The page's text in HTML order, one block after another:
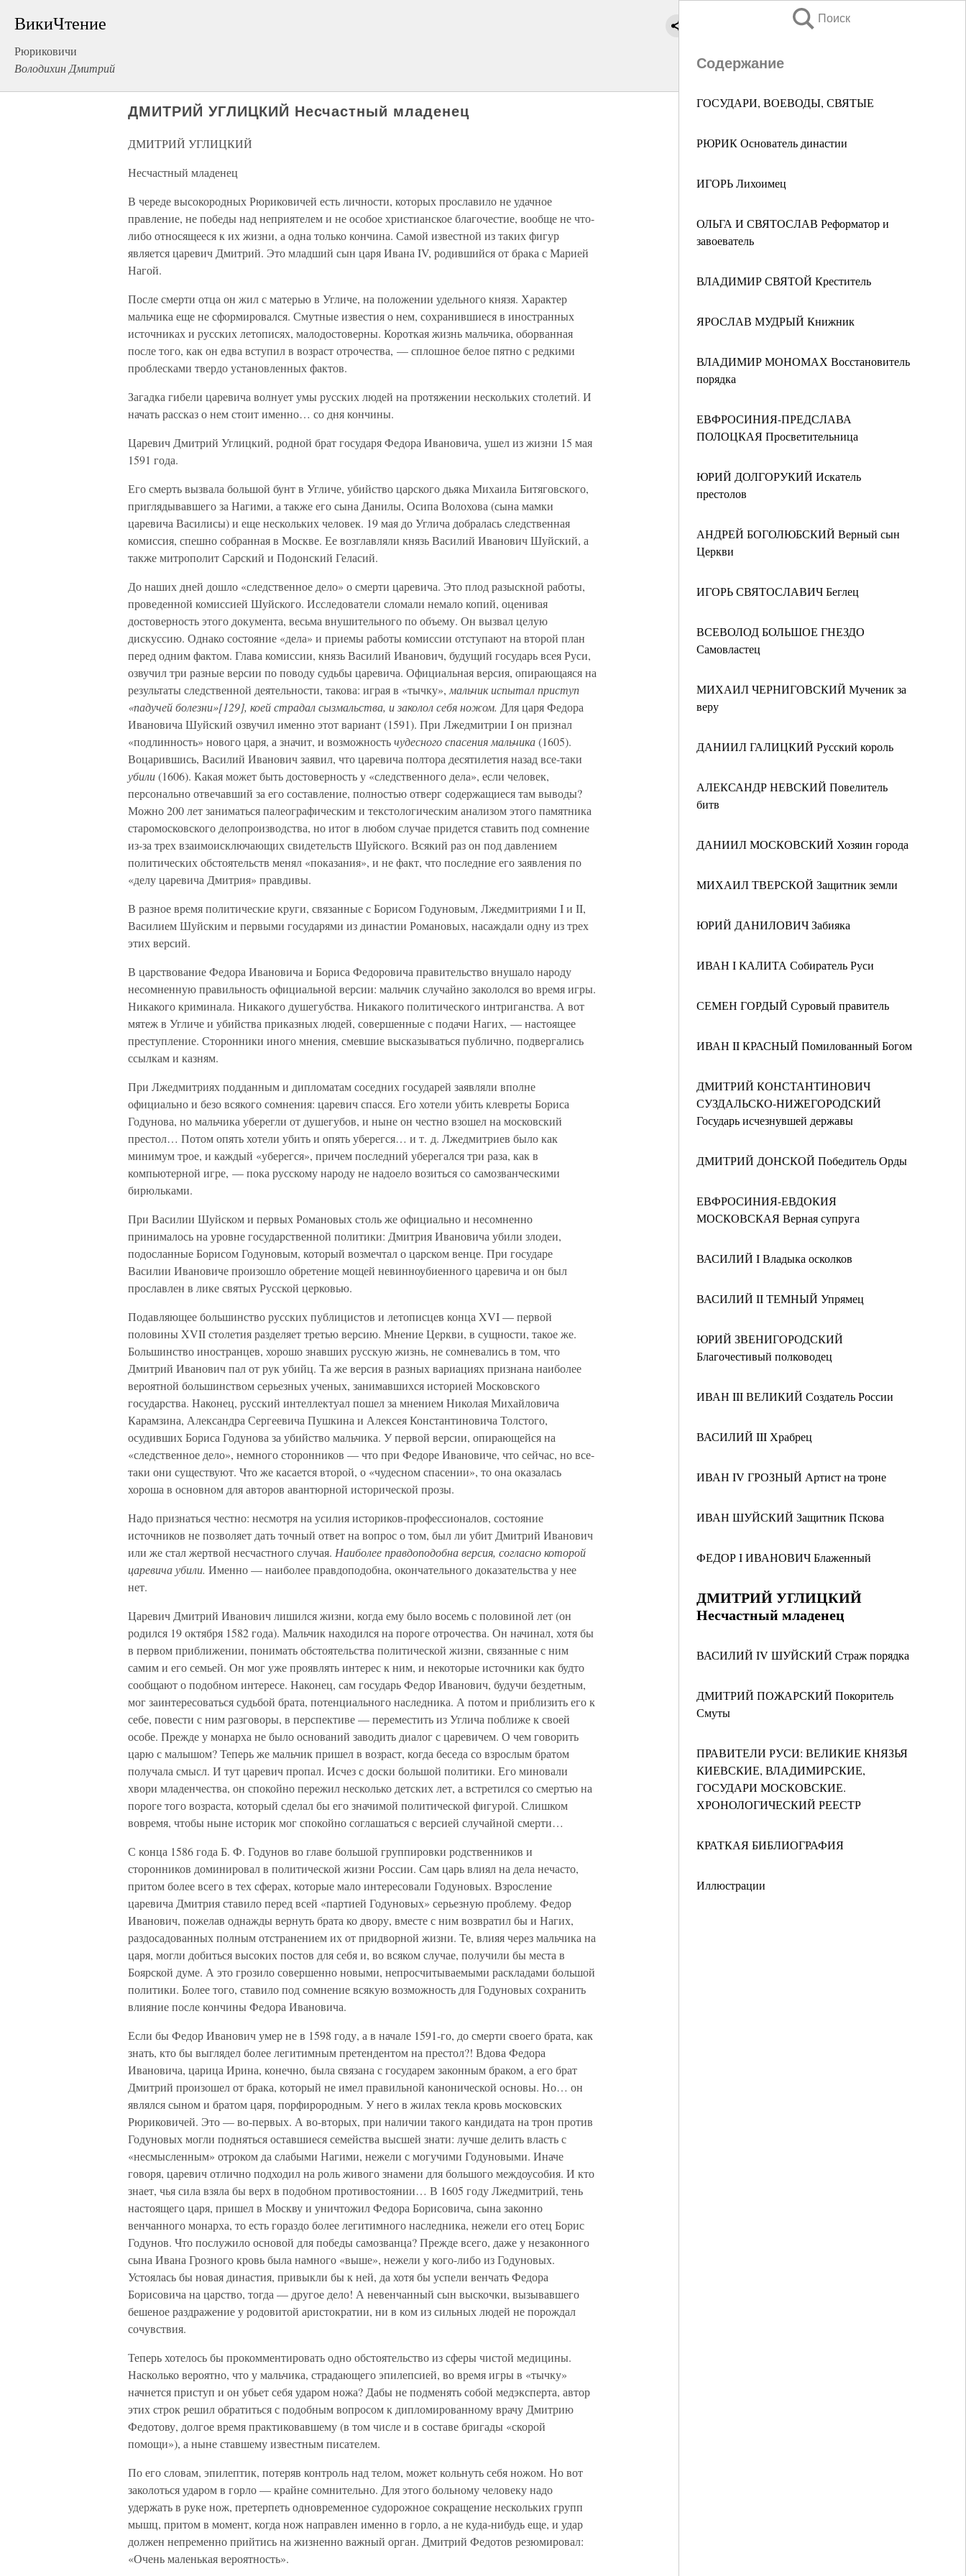
ВикиЧтение
Рюриковичи
Володихин Дмитрий
Поиск
Содержание
ГОСУДАРИ, ВОЕВОДЫ, СВЯТЫЕ
РЮРИК Основатель династии
ИГОРЬ Лихоимец
ОЛЬГА И СВЯТОСЛАВ Реформатор и
завоеватель
ВЛАДИМИР СВЯТОЙ Креститель
ЯРОСЛАВ МУДРЫЙ Книжник
ВЛАДИМИР МОНОМАХ Восстановитель
порядка
ЕВФРОСИНИЯ-ПРЕДСЛАВА
ПОЛОЦКАЯ Просветительница
ЮРИЙ ДОЛГОРУКИЙ Искатель
престолов
АНДРЕЙ БОГОЛЮБСКИЙ Верный сын
Церкви
ИГОРЬ СВЯТОСЛАВИЧ Беглец
ВСЕВОЛОД БОЛЬШОЕ ГНЕЗДО
Самовластец
МИХАИЛ ЧЕРНИГОВСКИЙ Мученик за
веру
ДАНИИЛ ГАЛИЦКИЙ Русский король
АЛЕКСАНДР НЕВСКИЙ Повелитель
битв
ДАНИИЛ МОСКОВСКИЙ Хозяин города
МИХАИЛ ТВЕРСКОЙ Защитник земли
ЮРИЙ ДАНИЛОВИЧ Забияка
ИВАН I КАЛИТА Собиратель Руси
СЕМЕН ГОРДЫЙ Суровый правитель
ИВАН II КРАСНЫЙ Помилованный Богом
ДМИТРИЙ КОНСТАНТИНОВИЧ
СУЗДАЛЬСКО-НИЖЕГОРОДСКИЙ
Государь исчезнувшей державы
ДМИТРИЙ ДОНСКОЙ Победитель Орды
ЕВФРОСИНИЯ-ЕВДОКИЯ
МОСКОВСКАЯ Верная супруга
ВАСИЛИЙ I Владыка осколков
ВАСИЛИЙ II ТЕМНЫЙ Упрямец
ЮРИЙ ЗВЕНИГОРОДСКИЙ
Благочестивый полководец
ИВАН III ВЕЛИКИЙ Создатель России
ВАСИЛИЙ III Храбрец
ИВАН IV ГРОЗНЫЙ Артист на троне
ИВАН ШУЙСКИЙ Защитник Пскова
ФЕДОР I ИВАНОВИЧ Блаженный
ДМИТРИЙ УГЛИЦКИЙ
Несчастный младенец
ВАСИЛИЙ IV ШУЙСКИЙ Страж порядка
ДМИТРИЙ ПОЖАРСКИЙ Покоритель
Смуты
ПРАВИТЕЛИ РУСИ: ВЕЛИКИЕ КНЯЗЬЯ
КИЕВСКИЕ, ВЛАДИМИРСКИЕ,
ГОСУДАРИ МОСКОВСКИЕ.
ХРОНОЛОГИЧЕСКИЙ РЕЕСТР
КРАТКАЯ БИБЛИОГРАФИЯ
Иллюстрации
ДМИТРИЙ УГЛИЦКИЙ Несчастный младенец
ДМИТРИЙ УГЛИЦКИЙ
Несчастный младенец
В череде высокородных Рюриковичей есть личности, которых прославило не удачное
правление, не победы над неприятелем и не особое христианское благочестие, вообще не что-
либо относящееся к их жизни, а одна только кончина. Самой известной из таких фигур
является царевич Дмитрий. Это младший сын царя Ивана IV, родившийся от брака с Марией
Нагой.
После смерти отца он жил с матерью в Угличе, на положении удельного князя. Характер
мальчика еще не сформировался. Смутные известия о нем, сохранившиеся в иностранных
источниках и русских летописях, малодостоверны. Короткая жизнь мальчика, оборванная
после того, как он едва вступил в возраст отрочества, — сплошное белое пятно с редкими
проблесками твердо установленных фактов.
Загадка гибели царевича волнует умы русских людей на протяжении нескольких столетий. И
начать рассказ о нем стоит именно… со дня кончины.
Царевич Дмитрий Углицкий, родной брат государя Федора Ивановича, ушел из жизни 15 мая
1591 года.
Его смерть вызвала большой бунт в Угличе, убийство царского дьяка Михаила Битяговского,
приглядывавшего за Нагими, а также его сына Данилы, Осипа Волохова (сына мамки
царевича Василисы) и еще нескольких человек. 19 мая до Углича добралась следственная
комиссия, спешно собранная в Москве. Ее возглавляли князь Василий Иванович Шуйский, а
также митрополит Сарский и Подонский Геласий.
До наших дней дошло «следственное дело» о смерти царевича. Это плод разыскной работы,
проведенной комиссией Шуйского. Исследователи сломали немало копий, оценивая
достоверность этого документа, весьма внушительного по объему. Он вызвал целую
дискуссию. Однако состояние «дела» и приемы работы комиссии отступают на второй план
перед одним фактом. Глава комиссии, князь Василий Иванович, будущий государь всея Руси,
озвучил три разные версии по поводу судьбы царевича. Официальная версия, опирающаяся на
результаты следственной деятельности, такова: играя в «тычку», мальчик испытал приступ
«падучей болезни»[129], коей страдал сызмальства, и заколол себя ножом. Для царя Федора
Ивановича Шуйский озвучил именно этот вариант (1591). При Лжедмитрии I он признал
«подлинность» нового царя, а значит, и возможностьчудесного спасения мальчика(1605).
Воцарившись, Василий Иванович заявил, что царевича полтора десятилетия назад все-таки
убили(1606). Какая может быть достоверность у «следственного дела», если человек,
персонально отвечавший за его составление, полностью отверг содержащиеся там выводы?
Можно 200 лет заниматься палеографическим и текстологическим анализом этого памятника
старомосковского делопроизводства, но итог в любом случае придется ставить под сомнение
из-за трех взаимоисключающих свидетельств Шуйского. Всякий раз он под давлением
политических обстоятельств менял «показания», и не факт, что последние его заявления по
«делу царевича Дмитрия» правдивы.
В разное время политические круги, связанные с Борисом Годуновым, Лжедмитриями I и II,
Василием Шуйским и первыми государями из династии Романовых, насаждали одну из трех
этих версий.
В царствование Федора Ивановича и Бориса Федоровича правительство внушало народу
несомненную правильность официальной версии: мальчик случайно закололся во время игры.
Никакого криминала. Никакого душегубства. Никакого политического интриганства. А вот
мятеж в Угличе и убийства приказных людей, совершенные с подачи Нагих, — настоящее
преступление. Сторонники иного мнения, смевшие высказываться публично, подвергались
ссылкам и казням.
При Лжедмитриях подданным и дипломатам соседних государей заявляли вполне
официально и безо всякого сомнения: царевич спасся. Его хотели убить клевреты Бориса
Годунова, но мальчика уберегли от душегубов, и ныне он честно взошел на московский
престол… Потом опять хотели убить и опять уберегся… и т. д. Лжедмитриев было как
минимум трое, и каждый «уберегся», причем последний уберегался три раза, как в
компьютерной игре, — пока русскому народу не надоело возиться со самозванческими
бирюльками.
При Василии Шуйском и первых Романовых столь же официально и несомненно
принималось на уровне государственной политики: Дмитрия Ивановича убили злодеи,
подосланные Борисом Годуновым, который возмечтал о царском венце. При государе
Василии Ивановиче произошло обретение мощей невинноубиенного царевича и он был
прославлен в лике святых Русской церковью.
Подавляющее большинство русских публицистов и летописцев конца XVI — первой
половины XVII столетия разделяет третью версию. Мнение Церкви, в сущности, такое же.
Большинство иностранцев, хорошо знавших русскую жизнь, не сомневались в том, что
Дмитрий Иванович пал от рук убийц. Та же версия в разных вариациях признана наиболее
вероятной большинством серьезных ученых, занимавшихся историей Московского
государства. Наконец, русский интеллектуал пошел за мнением Николая Михайловича
Карамзина, Александра Сергеевича Пушкина и Алексея Константиновича Толстого,
осудивших Бориса Годунова за убийство мальчика. У первой версии, опирающейся на
«следственное дело», немного сторонников — что при Федоре Ивановиче, что сейчас, но все-
таки они существуют. Что же касается второй, о «чудесном спасении», то она оказалась
хороша в основном для авторов авантюрной исторической прозы.
Надо признаться честно: несмотря на усилия историков-профессионалов, состояние
источников не позволяет дать точный ответ на вопрос о том, был ли убит Дмитрий Иванович
или же стал жертвой несчастного случая. Наиболее правдоподобна версия, согласно которой
царевича убили. Именно — наиболее правдоподобна, окончательного доказательства у нее
нет.
Царевич Дмитрий Иванович лишился жизни, когда ему было восемь с половиной лет (он
родился 19 октября 1582 года). Мальчик находился на пороге отрочества. Он начинал, хотя бы
в первом приближении, понимать обстоятельства политической жизни, связанные с ним
самим и его семьей. Он мог уже проявлять интерес к ним, и некоторые источники как будто
сообщают о подобном интересе. Наконец, сам государь Федор Иванович, будучи бездетным,
мог заинтересоваться судьбой брата, потенциального наследника. А потом и приблизить его к
себе, повести с ним разговоры, в перспективе — переместить из Углича поближе к своей
особе. Прежде у монарха не было оснований заводить диалог с царевичем. О чем говорить
царю с малышом? Теперь же мальчик пришел в возраст, когда беседа со взрослым братом
получала смысл. И тут царевич пропал. Исчез с доски большой политики. Его миновали
хвори младенчества, он спокойно пережил несколько детских лет, а встретился со смертью на
пороге того возраста, который сделал бы его значимой политической фигурой. Слишком
вовремя, чтобы ныне историк мог спокойно соглашаться с версией случайной смерти…
С конца 1586 года Б. Ф. Годунов во главе большой группировки родственников и
сторонников доминировал в политической жизни России. Сам царь влиял на дела нечасто,
притом более всего в тех сферах, которые мало интересовали Годуновых. Взросление
царевича Дмитрия ставило перед всей «партией Годуновых» серьезную проблему. Федор
Иванович, пожелав однажды вернуть брата ко двору, вместе с ним возвратил бы и Нагих,
раздосадованных полным отстранением их от придворной жизни. Те, влияя через мальчика на
царя, могли добиться высоких постов для себя и, во всяком случае, получили бы места в
Боярской думе. А это грозило совершенно новыми, непросчитываемыми раскладами большой
политики. Более того, ставило под сомнение всякую возможность для Годуновых сохранить
влияние после кончины Федора Ивановича.
Если бы Федор Иванович умер не в 1598 году, а в начале 1591-го, до смерти своего брата, как
знать, кто бы выглядел более легитимным претендентом на престол?! Вдова Федора
Ивановича, царица Ирина, конечно, была связана с государем законным браком, а его брат
Дмитрий произошел от брака, который не имел правильной канонической основы. Но… он
являлся сыном и братом царя, порфирородным. У него в жилах текла кровь московских
Рюриковичей. Это — во-первых. А во-вторых, при наличии такого кандидата на трон против
Годуновых могли подняться оставшиеся семейства высшей знати: лучше делить власть с
«несмысленным» отроком да слабыми Нагими, нежели с могучими Годуновыми. Иначе
говоря, царевич отлично подходил на роль живого знамени для большого междоусобия. И кто
знает, чья сила взяла бы верх в подобном противостоянии… В 1605 году Лжедмитрий, тень
настоящего царя, пришел в Москву и уничтожил Федора Борисовича, сына законно
венчанного монарха, то есть гораздо более легитимного наследника, нежели его отец Борис
Годунов. Что послужило основой для победы самозванца? Прежде всего, даже у незаконного
сына Ивана Грозного кровь была намного «выше», нежели у кого-либо из Годуновых.
Устоялась бы новая династия, привыкли бы к ней, да хотя бы успели венчать Федора
Борисовича на царство, тогда — другое дело! А невенчанный сын выскочки, вызывавшего
бешеное раздражение у родовитой аристократии, ни в ком из сильных людей не порождал
сочувствия.
Теперь хотелось бы прокомментировать одно обстоятельство из сферы чистой медицины.
Насколько вероятно, что у мальчика, страдающего эпилепсией, во время игры в «тычку»
начнется приступ и он убьет себя ударом ножа? Дабы не подменять собой медэксперта, автор
этих строк решил обратиться с подобным вопросом к дипломированному врачу Дмитрию
Федотову, долгое время практиковавшему (в том числе и в составе бригады «скорой
помощи»), а ныне ставшему известным писателем.
По его словам, эпилептик, потеряв контроль над телом, может кольнуть себя ножом. Но вот
заколоться ударом в горло — крайне сомнительно. Для этого больному человеку надо
удержать в руке нож, претерпеть одновременное судорожное сокращение нескольких групп
мышц, притом в момент, когда нож направлен именно в горло, а не куда-нибудь еще, и удар
должен непременно прийтись на жизненно важный орган. Дмитрий Федотов резюмировал:
«Очень маленькая вероятность».